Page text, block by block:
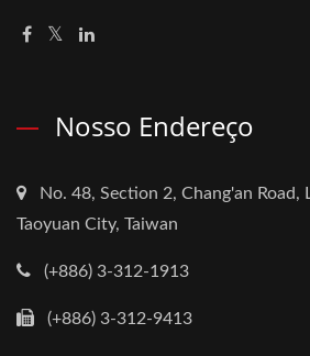
Nosso Endereço
No. 48, Section 2, Chang'an Road,
Taoyuan City, Taiwan
(+886) 3-312-1913
(+886) 3-312-9413